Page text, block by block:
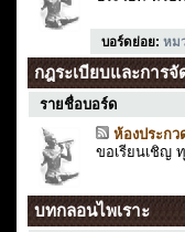
บอร์ดย่อย: หม
กฎระเบียบและการ
รายชื่อบอร์ด
ห้องประก
ขอเรียนเชิญ
บทกลอนไพเราะ